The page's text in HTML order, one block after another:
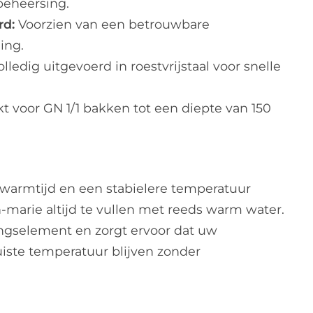
Voorzien van een betrouwbare
uitgevoerd in roestvrijstaal voor snelle
voor GN 1/1 bakken tot een diepte van 150
en een stabielere temperatuur
marie altijd te vullen met reeds warm water.
en zorgt ervoor dat uw
temperatuur blijven zonder